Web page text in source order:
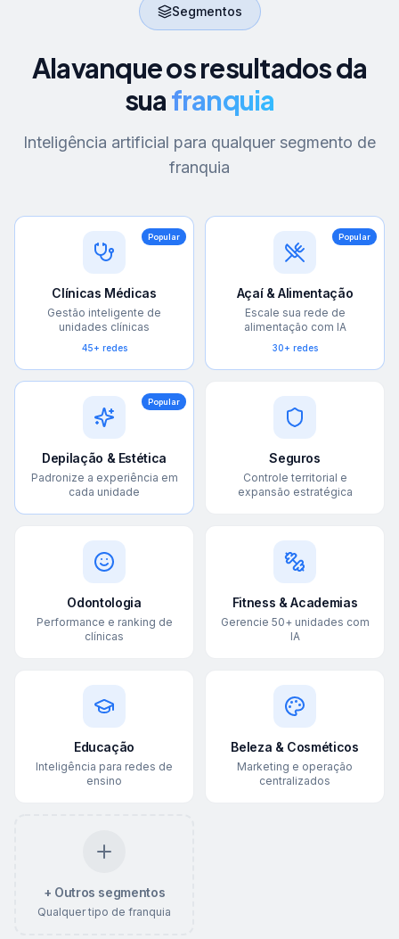
Segmentos
Alavanque os resultados da
suafranquia
Inteligência artificial para qualquer segmento de
franquia
Popular
Clínicas Médicas
Gestão inteligente de
unidades clínicas
45+ redes
Popular
Açaí & Alimentação
Escale sua rede de
alimentação com IA
30+ redes
Popular
Depilação & Estética
Padronize a experiência em
cada unidade
Seguros
Controle territorial e
expansão estratégica
Odontologia
Performance e ranking de
clínicas
Fitness & Academias
Gerencie 50+ unidades com
IA
Educação
Inteligência para redes de
ensino
Beleza & Cosméticos
Marketing e operação
centralizados
+ Outros segmentos
Qualquer tipo de franquia